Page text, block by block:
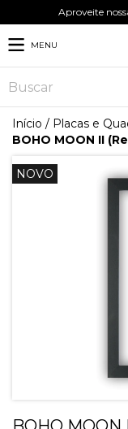
Aproveite
MENU
Início / Placas e
BOHO MOON II
NOVO